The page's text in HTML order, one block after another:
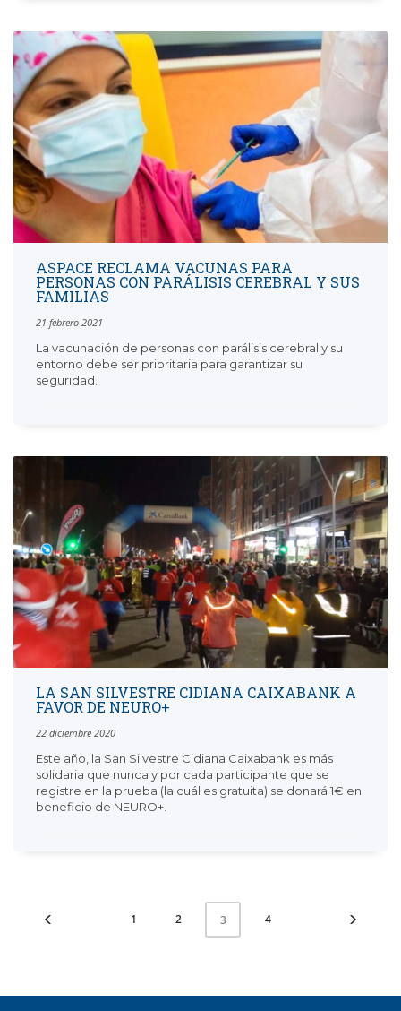
ASPACE RECLAMA VACUNAS PARA
PERSONAS CON PARÁLISIS CEREBRAL Y SUS
FAMILIAS
21 febrero 2021
La vacunación de personas con parálisis cerebral y su
entorno debe ser prioritaria para garantizar su
seguridad.
LA SAN SILVESTRE CIDIANA CAIXABANK A
FAVOR DE NEURO+
22 diciembre 2020
Este año, la San Silvestre Cidiana Caixabank es más
solidaria que nunca y por cada participante que se
registre en la prueba (la cuál es gratuita) se donará 1€ en
beneficio de NEURO+.
1 2 3 4